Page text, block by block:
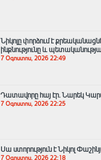
Նիկոլը փորձում է
ինքնությունը և
7 Օգոստոս, 2026 22:49
Դատավորը հայ էր․ Նարեկ
7 Օգոստոս, 2026 22:25
Սա ստորություն է Նիկոլ
7 Օգոստոս, 2026 22:18